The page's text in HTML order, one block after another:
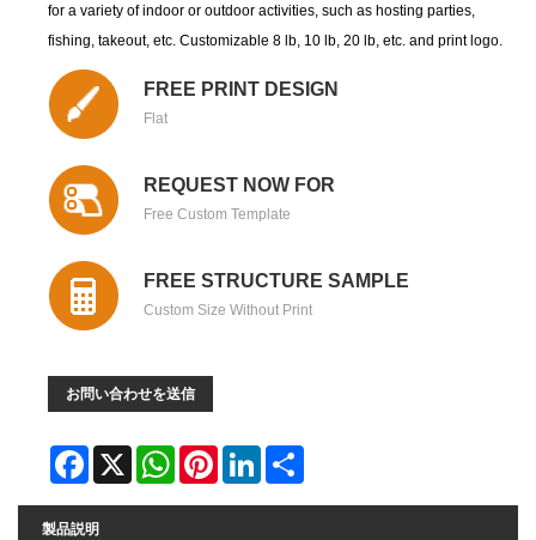
for a variety of indoor or outdoor activities, such as hosting parties,
fishing, takeout, etc. Customizable 8 lb, 10 lb, 20 lb, etc. and print logo.
FREE PRINT DESIGN
Flat
REQUEST NOW FOR
Free Custom Template
FREE STRUCTURE SAMPLE
Custom Size Without Print
お問い合わせを送信
Facebook
X WhatsAppPinterestLinkedIn
製品説明